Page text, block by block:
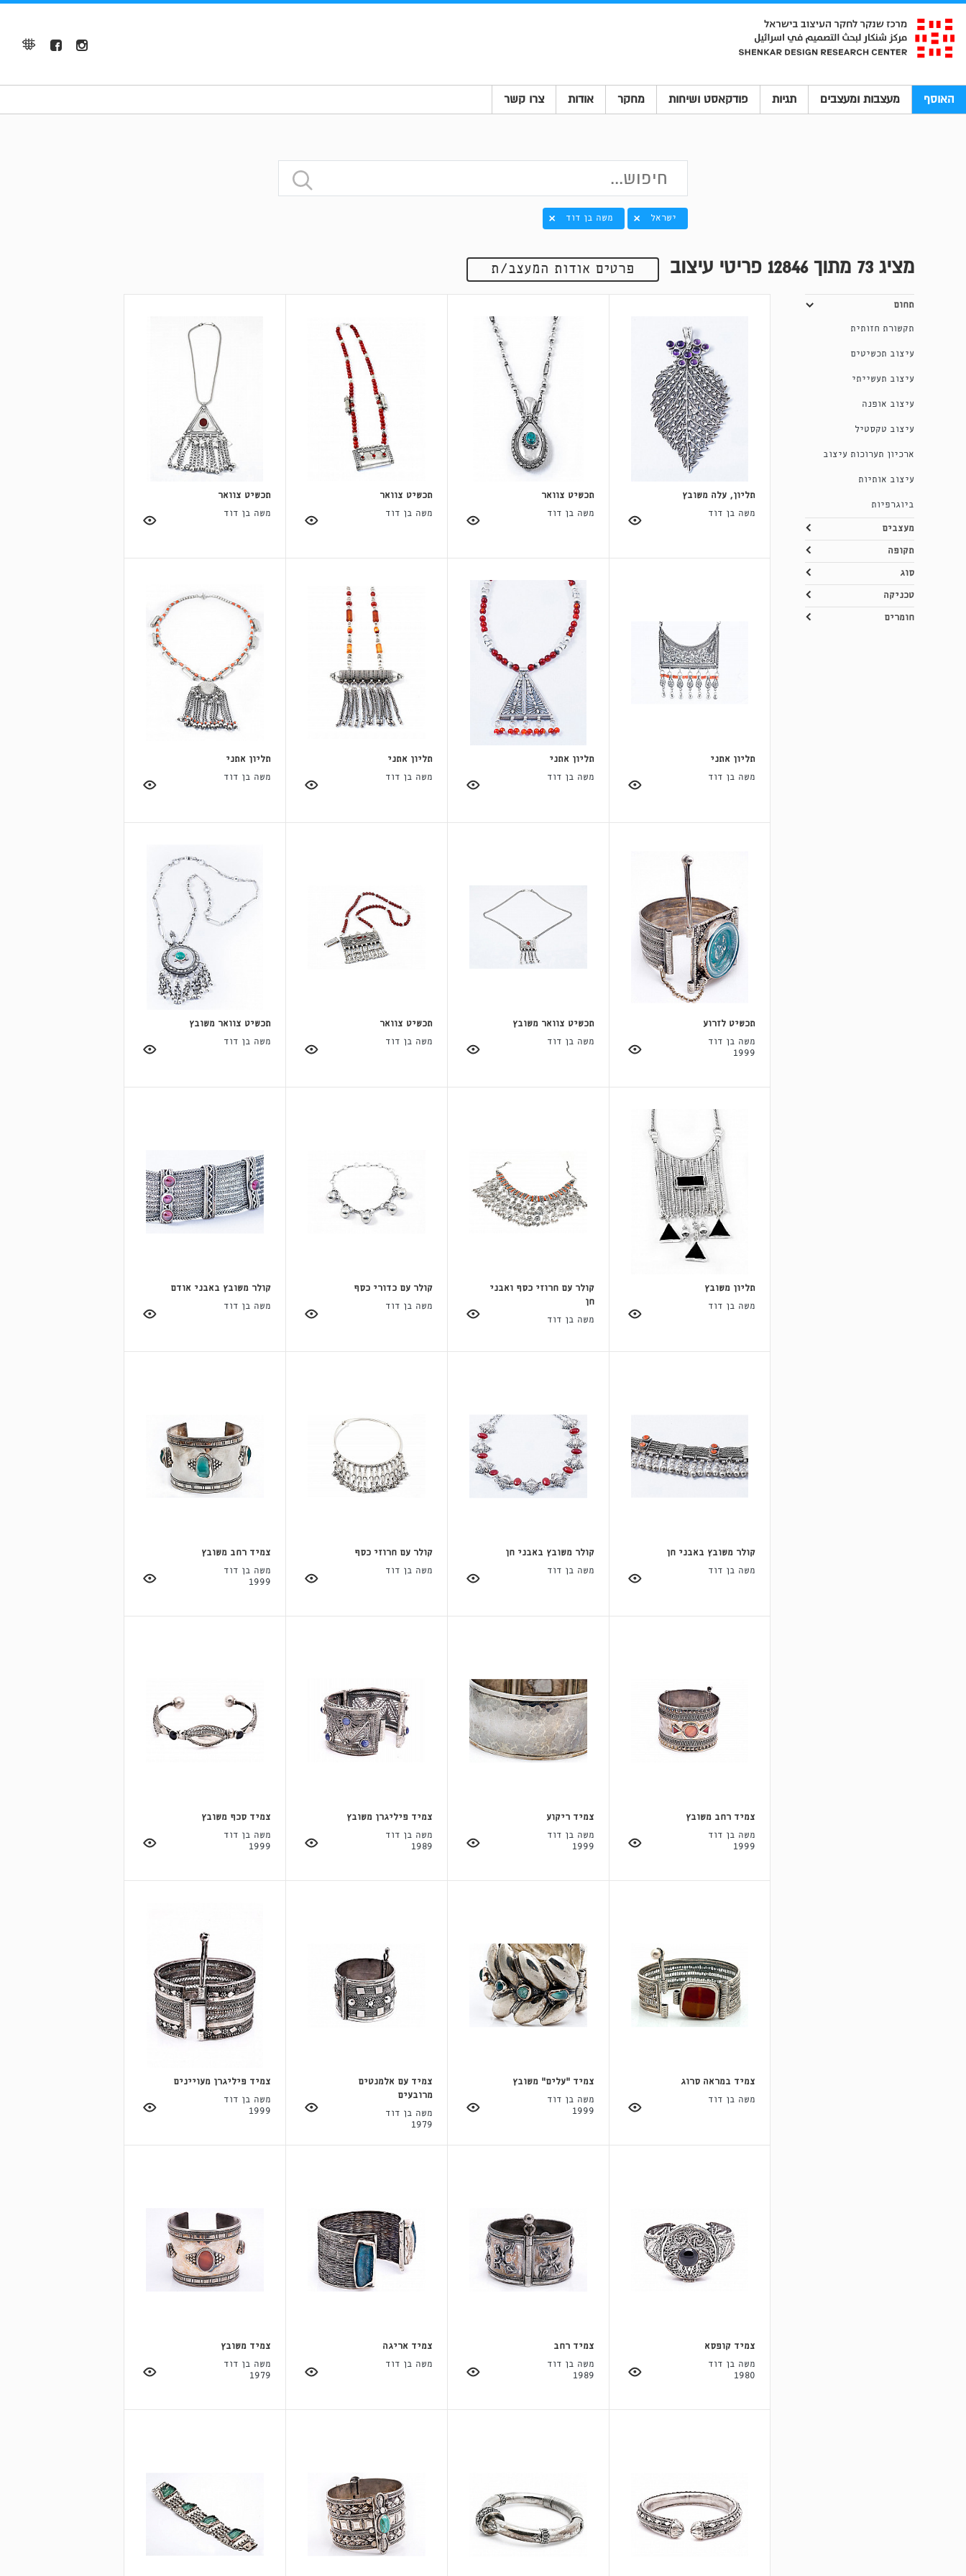
האוסף מעצבות ומעצבים תגיות פודקאסט ושיחות מחקר אודות צרו קשר
ישראל משה בן דוד
מציג 73 מתוך 12846 פריטי עיצוב פרטים אודות המעצב/ת
תחום
תקשורת חזותית
עיצוב תכשיטים
עיצוב תעשייתי
עיצוב אופנה
עיצוב טקסטיל
ארכיון תערוכות עיצוב
עיצוב אותיות
ביוגרפיות
מעצבים
תקופה
סוג
טכניקה
חומרים
תליון, עלה משובץ
משה בן דוד
תכשיט צוואר
משה בן דוד
תכשיט צוואר
משה בן דוד
תכשיט צוואר
משה בן דוד
תליון אתני
משה בן דוד
תליון אתני
משה בן דוד
תליון אתני
משה בן דוד
תליון אתני
משה בן דוד
תכשיט לזרוע
משה בן דוד
1999
תכשיט צוואר משובץ
משה בן דוד
תכשיט צוואר
משה בן דוד
תכשיט צוואר משובץ
משה בן דוד
תליון משובץ
משה בן דוד
קולר עם חרוזי כסף ואבני
חן
משה בן דוד
קולר עם כדורי כסף
משה בן דוד
קולר משובץ באבני אודם
משה בן דוד
קולר משובץ באבני חן
משה בן דוד
קולר משובץ באבני חן
משה בן דוד
קולר עם חרוזי כסף
משה בן דוד
צמיד רחב משובץ
משה בן דוד
1999
צמיד רחב משובץ
משה בן דוד
1999
צמיד ריקוע
משה בן דוד
1999
צמיד פיליגרן משובץ
משה בן דוד
1989
צמיד סכף משובץ
משה בן דוד
1999
צמיד במראה סרוג
משה בן דוד
צמיד "עלים" משובץ
משה בן דוד
1999
צמיד עם אלמנטים
מרובעים
משה בן דוד
1979
צמיד פיליגרן מעויינים
משה בן דוד
1999
צמיד קופסא
משה בן דוד
1980
צמיד רחב
משה בן דוד
1989
צמיד אריגה
משה בן דוד
צמיד משובץ
משה בן דוד
1979